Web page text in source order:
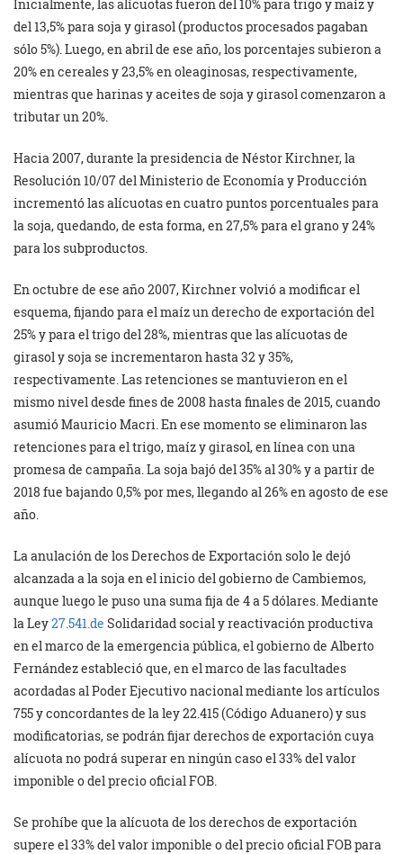
Inicialmente, las alícuotas fueron del 10% para trigo y maíz y
del 13,5% para soja y girasol (productos procesados pagaban
sólo 5%). Luego, en abril de ese año, los porcentajes subieron a
20% en cereales y 23,5% en oleaginosas, respectivamente,
mientras que harinas y aceites de soja y girasol comenzaron a
tributar un 20%.
Hacia 2007, durante la presidencia de Néstor Kirchner, la
Resolución 10/07 del Ministerio de Economía y Producción
incrementó las alícuotas en cuatro puntos porcentuales para
la soja, quedando, de esta forma, en 27,5% para el grano y 24%
para los subproductos.
En octubre de ese año 2007, Kirchner volvió a modificar el
esquema, fijando para el maíz un derecho de exportación del
25% y para el trigo del 28%, mientras que las alícuotas de
girasol y soja se incrementaron hasta 32 y 35%,
respectivamente. Las retenciones se mantuvieron en el
mismo nivel desde fines de 2008 hasta finales de 2015, cuando
asumió Mauricio Macri. En ese momento se eliminaron las
retenciones para el trigo, maíz y girasol, en línea con una
promesa de campaña. La soja bajó del 35% al 30% y a partir de
2018 fue bajando 0,5% por mes, llegando al 26% en agosto de ese
año.
La anulación de los Derechos de Exportación solo le dejó
alcanzada a la soja en el inicio del gobierno de Cambiemos,
aunque luego le puso una suma fija de 4 a 5 dólares. Mediante
la Ley27.541.de Solidaridad social y reactivación productiva
en el marco de la emergencia pública, el gobierno de Alberto
Fernández estableció que, en el marco de las facultades
acordadas al Poder Ejecutivo nacional mediante los artículos
755 y concordantes de la ley 22.415 (Código Aduanero) y sus
modificatorias, se podrán fijar derechos de exportación cuya
alícuota no podrá superar en ningún caso el 33% del valor
imponible o del precio oficial FOB.
Se prohíbe que la alícuota de los derechos de exportación
supere el 33% del valor imponible o del precio oficial FOB para